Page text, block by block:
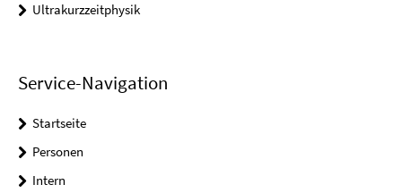
Ultrakurzzeitphysik
Service-Navigation
Startseite
Personen
Intern